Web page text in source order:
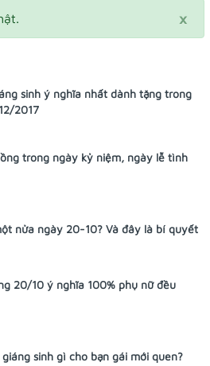
×
sinh ý nghĩa nhất dành tặng trong
2017
trong ngày kỷ niệm, ngày lễ tình
nửa ngày 20-10? Và đây là bí quyết
20/10 ý nghĩa 100% phụ nữ đều
sinh gì cho bạn gái mới quen?